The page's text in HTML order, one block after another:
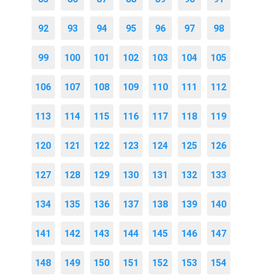
92 93 94 95 96 97 98
99 100 101 102 103 104 105
106 107 108 109 110 111 112
113 114 115 116 117 118 119
120 121 122 123 124 125 126
127 128 129 130 131 132 133
134 135 136 137 138 139 140
141 142 143 144 145 146 147
148 149 150 151 152 153 154